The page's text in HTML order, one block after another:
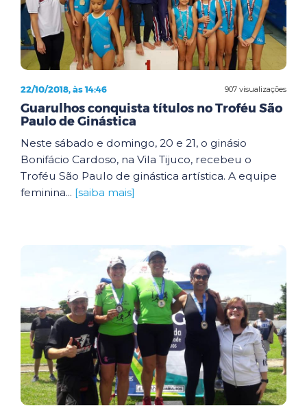
907 visualizações
22/10/2018, às 14:46
Guarulhos conquista títulos no Troféu São
Paulo de Ginástica
Neste sábado e domingo, 20 e 21, o ginásio
Bonifácio Cardoso, na Vila Tijuco, recebeu o
Troféu São Paulo de ginástica artística. A equipe
feminina... [saiba mais]